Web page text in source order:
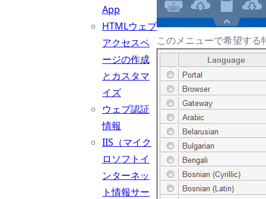
App
HTMLウェブ
アクセスペ
ージの作成
とカスタマ
イズ
ウェブ認証
情報
IIS（マイク
ロソフトイ
ンターネッ
ト情報サー
このメニューで希望す